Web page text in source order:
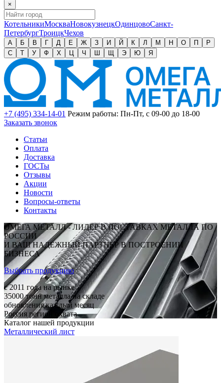
×
КотельникиМоскваНовокузнецкОдинцовоСанкт-
ПетербургТроицкЧехов
А Б В Г Д Е Ж З И Й К Л М Н О П
Р
С
Т У Ф Х Ц Ч Ш Щ Э Ю Я
+7 (495) 334-14-01 Режим работы: Пн-Пт, с 09-00 до 18-00
Заказать звонок
Статьи
Оплата
Доставка
ГОСТы
Отзывы
Акции
Новости
Вопросы-ответы
Контакты
ОМЕГА МЕТАЛЛ - ЛИДЕР В ПОСТАВКАХ МЕТАЛЛА ПО
РОССИИ
И ВАШ НАДЕЖНЫЙ ПАРТНЕР В ПОСТРОЕНИИ
БИЗНЕСА
Выбрать продукцию
c 2011 года на рынке
35000 тонн металла на складе
обновления каждый месяц
Россия регион охвата
Каталог нашей продукции
Металлический лист